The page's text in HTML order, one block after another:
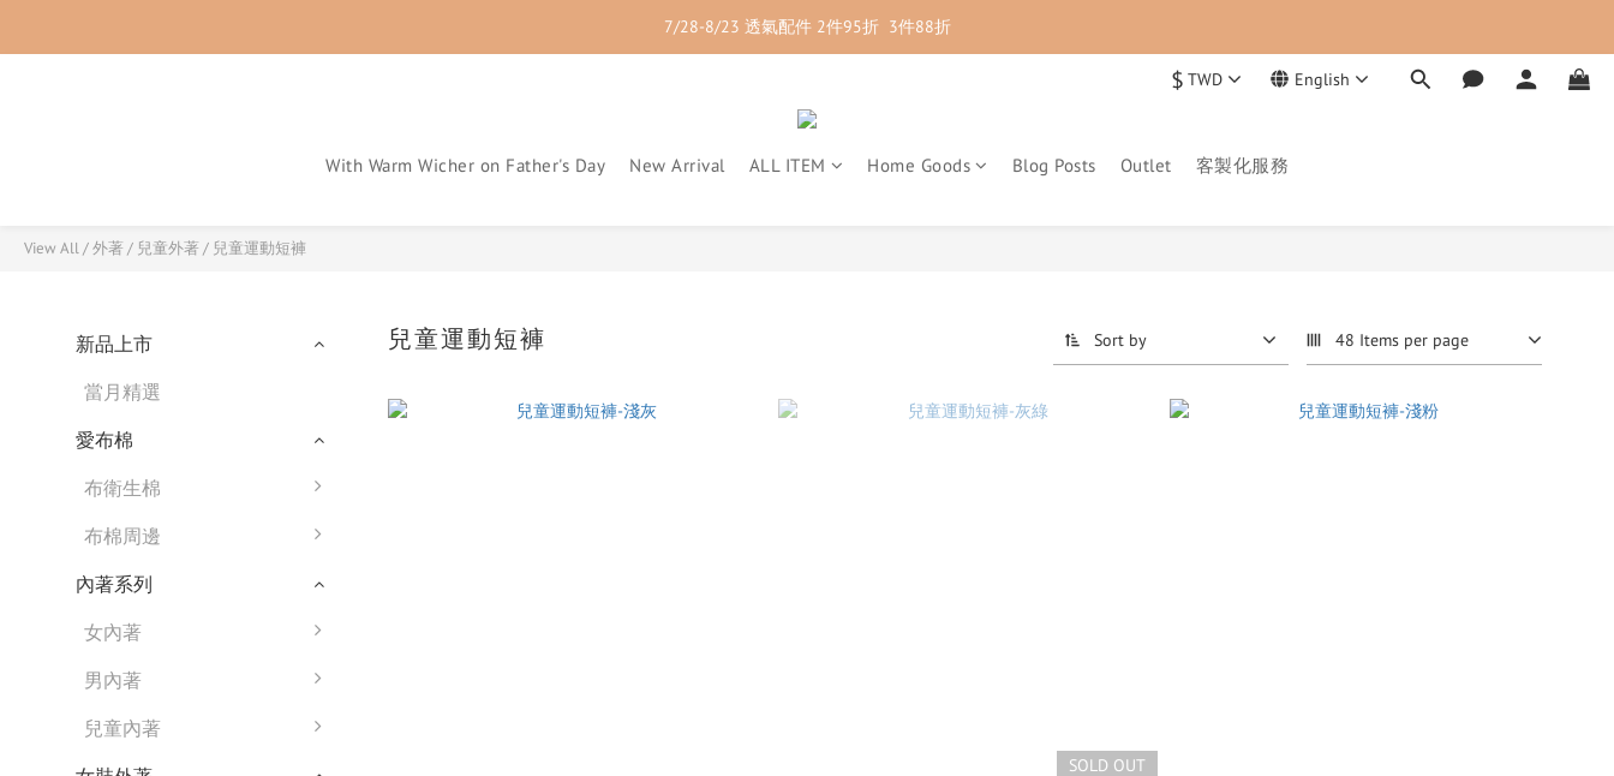
7/28-8/23 紳士內著 2件9折
7/28-8/23 透氣配件 2件95折  3件88折
$ TWD English
With Warm Wicher on Father's Day New Arrival ALL ITEM Home Goods Blog Posts Outlet 客製化服務
View All/外著 / 兒童外著 / 兒童運動短褲
新品上市
當月精選
愛布棉
布衛生棉
布棉周邊
內著系列
女內著
男內著
兒童內著
兒童運動短褲 Sort by 48 Items per page
SOLD OUT